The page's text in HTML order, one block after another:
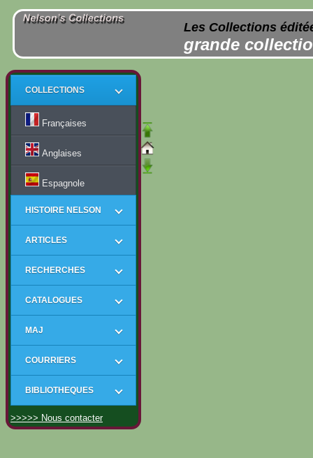
Les Collections
grande
COLLECTIONS
Françaises
Anglaises
Espagnole
HISTOIRE NELSON
ARTICLES
RECHERCHES
CATALOGUES
MAJ
COURRIERS
BIBLIOTHEQUES
>>>>> Nous contacter